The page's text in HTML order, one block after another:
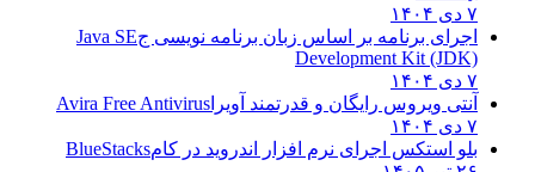
برنامه بر اساس زبان برنامه نویسی جJava SE
Development Kit
ویروس رایگان و قدرتمند آویرا Avira Free Antivirus
استکس اجرای نرم افزار اندروید در کامBlueStacks